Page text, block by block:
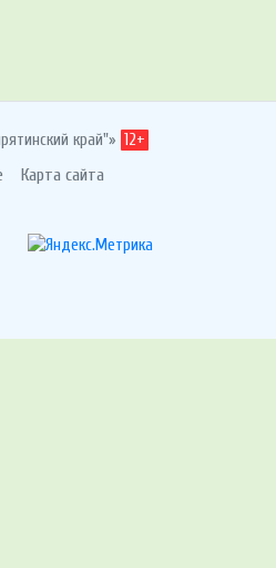
край"» 12+
Карта сайта